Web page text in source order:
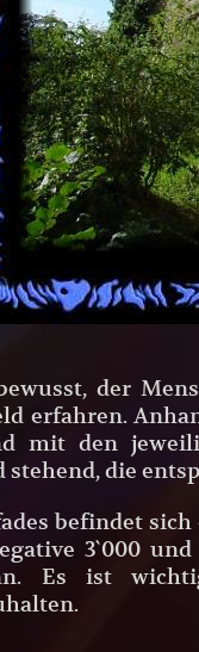
der
erfahren.
mit den
die
befindet
3`000
Es ist